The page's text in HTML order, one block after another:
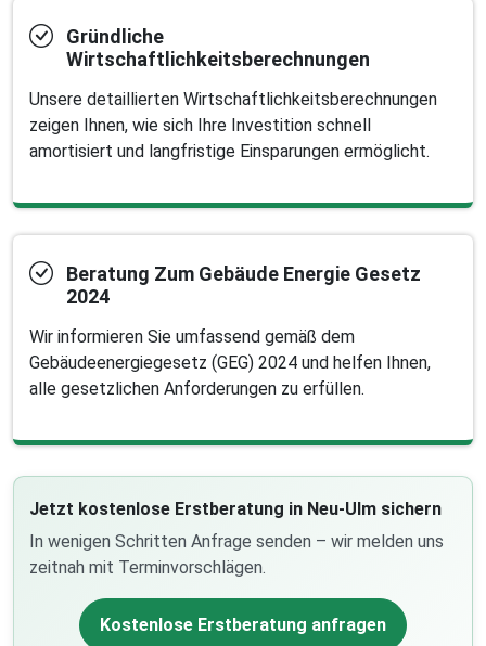
Gründliche
Wirtschaftlichkeitsberechnungen
Unsere detaillierten Wirtschaftlichkeitsberechnungen
zeigen Ihnen, wie sich Ihre Investition schnell
amortisiert und langfristige Einsparungen ermöglicht.
Beratung Zum Gebäude Energie Gesetz
2024
Wir informieren Sie umfassend gemäß dem
Gebäudeenergiegesetz (GEG) 2024 und helfen Ihnen,
alle gesetzlichen Anforderungen zu erfüllen.
Jetzt kostenlose Erstberatung in Neu-Ulm sichern
In wenigen Schritten Anfrage senden – wir melden uns
zeitnah mit Terminvorschlägen.
Kostenlose Erstberatung anfragen